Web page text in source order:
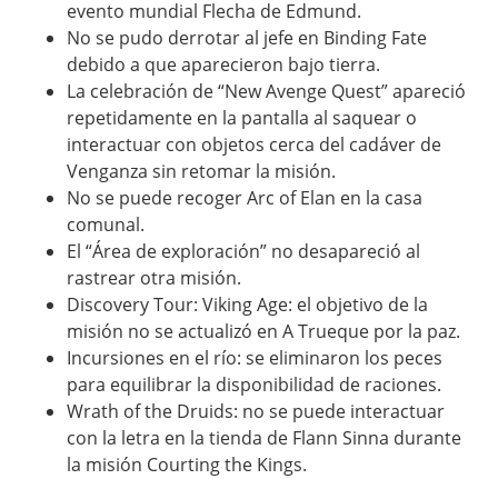
evento mundial Flecha de Edmund.
No se pudo derrotar al jefe en Binding Fate
debido a que aparecieron bajo tierra.
La celebración de “New Avenge Quest” apareció
repetidamente en la pantalla al saquear o
interactuar con objetos cerca del cadáver de
Venganza sin retomar la misión.
No se puede recoger Arc of Elan en la casa
comunal.
El “Área de exploración” no desapareció al
rastrear otra misión.
Discovery Tour: Viking Age: el objetivo de la
misión no se actualizó en A Trueque por la paz.
Incursiones en el río: se eliminaron los peces
para equilibrar la disponibilidad de raciones.
Wrath of the Druids: no se puede interactuar
con la letra en la tienda de Flann Sinna durante
la misión Courting the Kings.